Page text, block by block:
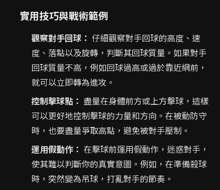
實用技巧與戰術範例
觀察對手回球： 仔細觀察對手回球的高度、速
度、落點以及旋轉，判斷其回球質量。如果對手
回球質量不高，例如回球過高或過於靠近網前，
就可以立即轉為進攻。
控制擊球點： 盡量在身體前方或上方擊球，這樣
可以更好地控制擊球的力量和方向。在被動防守
時，也要盡量爭取高點，避免被對手壓制。
運用假動作： 在擊球前運用假動作，迷惑對手，
使其難以判斷你的真實意圖。例如，在準備殺球
時，突然變為吊球，打亂對手的節奏。